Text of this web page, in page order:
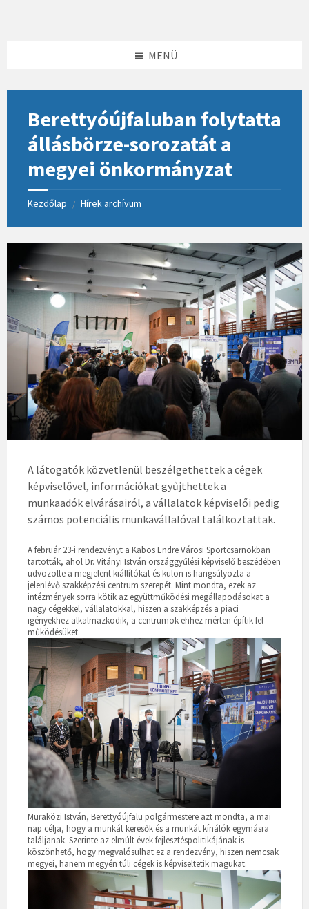
MENÜ
Berettyóújfaluban folytatta
állásbörze-sorozatát a
megyei önkormányzat
Kezdőlap / Hírek archívum
A látogatók közvetlenül beszélgethettek a cégek
képviselővel, információkat gyűjthettek a
munkaadók elvárásairól, a vállalatok képviselői pedig
számos potenciális munkavállalóval találkoztattak.
A február 23-i rendezvényt a Kabos Endre Városi Sportcsarnokban
tartották, ahol Dr. Vitányi István országgyűlési képviselő beszédében
üdvözölte a megjelent kiállítókat és külön is hangsúlyozta a
jelenlévő szakképzési centrum szerepét. Mint mondta, ezek az
intézmények sorra kötik az együttműködési megállapodásokat a
nagy cégekkel, vállalatokkal, hiszen a szakképzés a piaci
igényekhez alkalmazkodik, a centrumok ehhez mérten építik fel
működésüket.
Muraközi István, Berettyóújfalu polgármestere azt mondta, a mai
nap célja, hogy a munkát keresők és a munkát kínálók egymásra
találjanak. Szerinte az elmúlt évek fejlesztéspolitikájának is
köszönhető, hogy megvalósulhat ez a rendezvény, hiszen nemcsak
megyei, hanem megyén túli cégek is képviseltetik magukat.